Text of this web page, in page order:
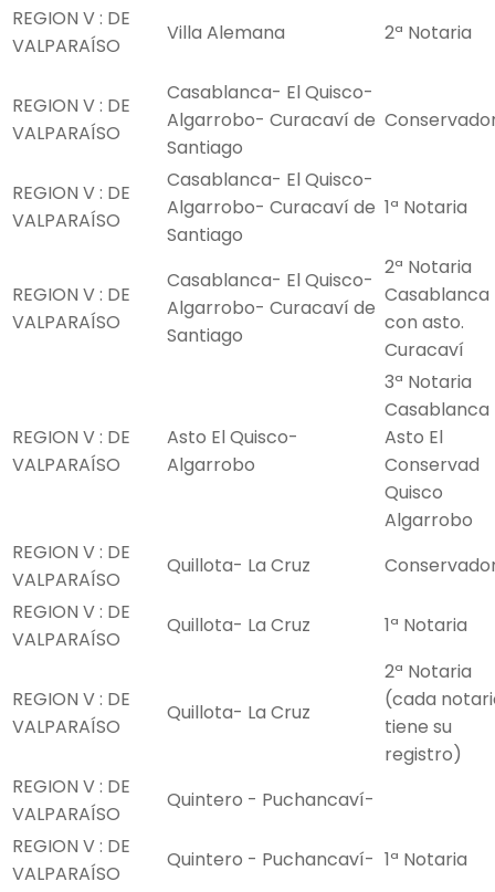
REGION V : DE
VALPARAÍSO
Villa Alemana 2ª Notaria
REGION V : DE
VALPARAÍSO
Casablanca- El Quisco-
Algarrobo- Curacaví de
Santiago
REGION V : DE
VALPARAÍSO
Casablanca- El Quisco-
Algarrobo- Curacaví de
Santiago
1ª Notaria
REGION V : DE
VALPARAÍSO
Casablanca- El Quisco-
Algarrobo- Curacaví de
Santiago
2ª Notaria
Casablanca
con asto.
Curacaví
REGION V : DE
VALPARAÍSO
Asto El Quisco-
Algarrobo
3ª Notaria
Casablanca
Asto El
Conservad
Quisco
Algarrobo
REGION V : DE
VALPARAÍSO
Quillota- La Cruz
REGION V : DE
VALPARAÍSO
Quillota- La Cruz 1ª Notaria
REGION V : DE
VALPARAÍSO
Quillota- La Cruz
2ª Notaria
(cada
tiene su
registro)
REGION V : DE
VALPARAÍSO
Quintero - Puchancaví-
REGION V : DE
VALPARAÍSO
Quintero - Puchancaví- 1ª Notaria